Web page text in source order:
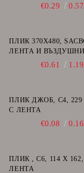
€0.29
ПЛИК 370Х480,
ЛЕНТА И
€0.61
ПЛИК ДЖОБ, C4, 229
С ЛЕНТА
€0.08
ПЛИК , C6, 114 Х
ЛЕНТА